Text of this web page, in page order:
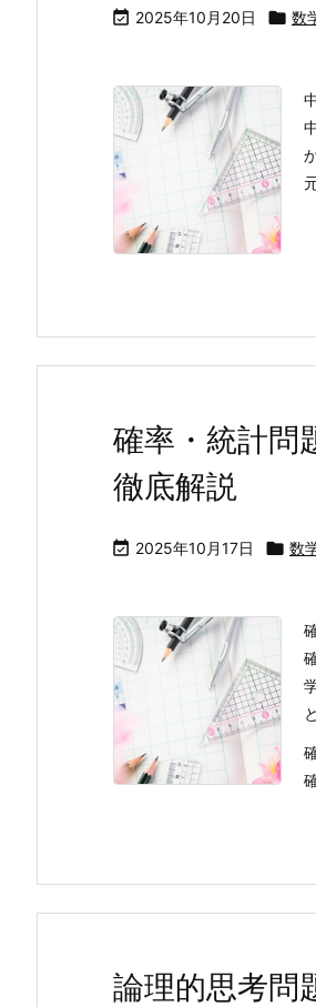
 2025年10月20日  数
確率・統計問
徹底解説
 2025年10月17日  数
論理的思考問